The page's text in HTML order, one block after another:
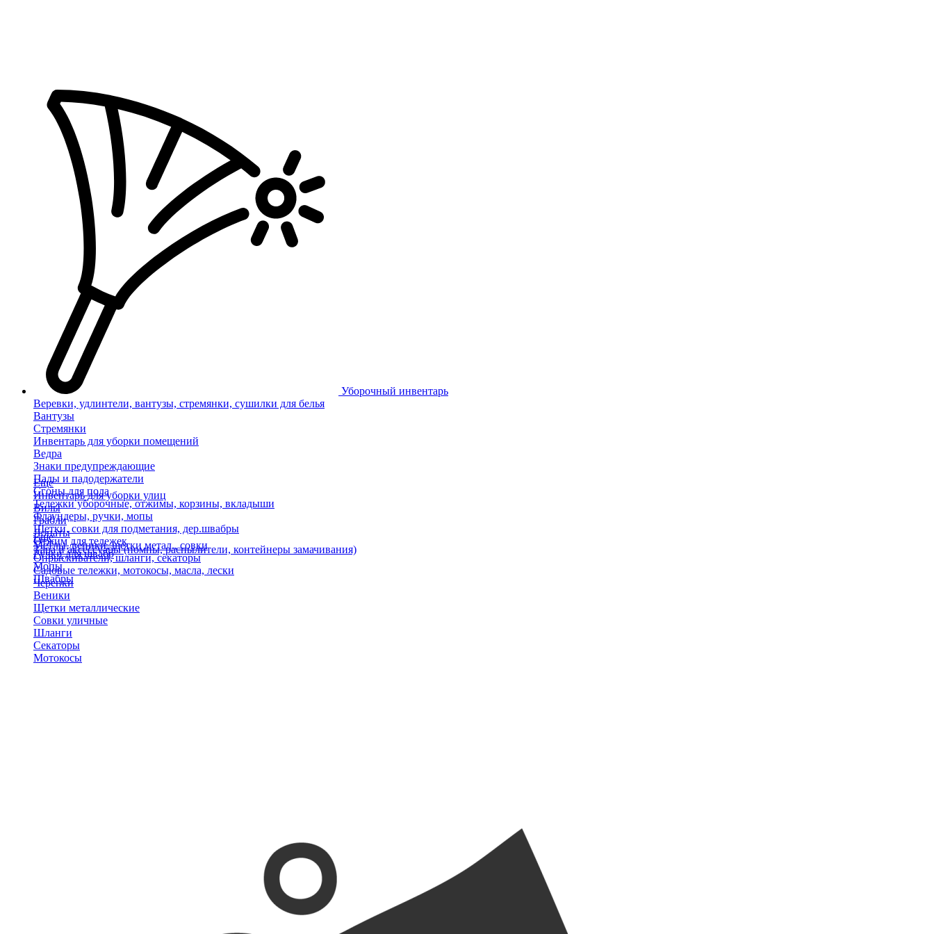
Уборочный инвентарь
Веревки, удлинтели, вантузы, стремянки, сушилки для белья
Вантузы
Стремянки
Инвентарь для уборки помещений
Ведра
Знаки предупреждающие
Пады и падодержатели
Сгоны для пола
Тележки уборочные, отжимы, корзины, вкладыши
Флаундеры, ручки, мопы
Щетки, совки для подметания, дер.швабры
Отжим для тележек
Ручки для швабр
Мопы
Швабры
Еще
Инвентарь для уборки улиц
Вилы
Грабли
Лопаты
Метлы, веники, щетки метал., совки
Опрыскиватели, шланги, секаторы
Садовые тележки, мотокосы, масла, лески
Черенки
Веники
Щетки металлические
Совки уличные
Шланги
Секаторы
Мотокосы
Еще
Тара и аксессуары (помпы, распылители, контейнеры замачивания)